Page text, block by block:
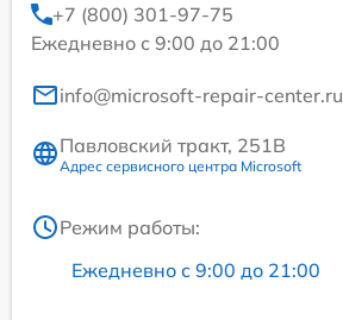
+7 (800) 301-97-75
Ежедневно с 9:00 до 21:00
info@microsoft-repair-center.ru
Павловский тракт, 251В
Адрес сервисного центра Microsoft
Режим работы:
Ежедневно с 9:00 до 21:00